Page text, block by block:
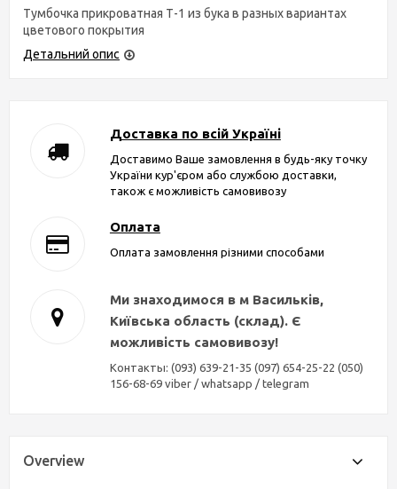
Тумбочка прикроватная Т-1 из бука в разных вариантах
цветового покрытия
Детальний опис
Доставка по всій Україні
Доставимо Ваше замовлення в будь-яку точку
України кур'єром або службою доставки,
також є можливість самовивозу
Оплата
Оплата замовлення різними способами
Ми знаходимося в м Васильків,
Київська область (склад). Є
можливість самовивозу!
Контакты: (093) 639-21-35 (097) 654-25-22 (050)
156-68-69 viber / whatsapp / telegram
Overview